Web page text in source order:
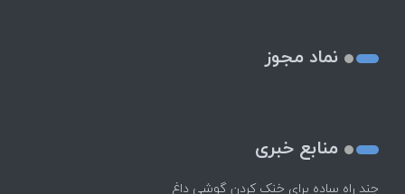
نماد مجوز
منابع خبری
چند راه‌ ساده برای خنک کردن گوشی داغ